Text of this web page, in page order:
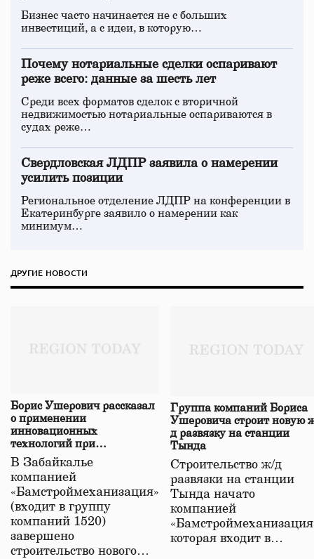
Бизнес часто начинается не с больших
инвестиций, а с идеи, в которую…
Почему нотариальные сделки оспаривают
реже всего: данные за шесть лет
Среди всех форматов сделок с вторичной
недвижимостью нотариальные оспариваются в
судах реже…
Свердловская ЛДПР заявила о намерении
усилить позиции
Региональное отделение ЛДПР на конференции в
Екатеринбурге заявило о намерении как
минимум…
ДРУГИЕ НОВОСТИ
Борис Ушерович рассказал
о применении
инновационных
технологий при
строительстве нового моста
в Забайкалье
В Забайкалье
компанией
«Бамстроймеханизация»
(входит в группу
компаний 1520)
завершено
строительство нового…
Группа компаний Бориса
Ушеровича строит новую
д развязку на станции
Тында
Строительство ж/д
развязки на станции
Тында начато
компанией
которая входит в…